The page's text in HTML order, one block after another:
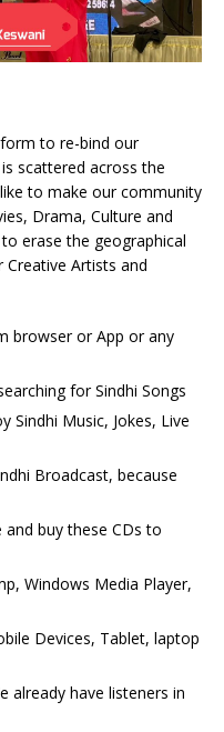
to re-bind our
scattered across the
to make our community
Drama, Culture and
erase the geographical
Artists and
browser or App or any
for Sindhi Songs
Sindhi Music, Jokes, Live
Broadcast, because
buy these CDs to
Windows Media Player,
Devices, Tablet, laptop
already have listeners in